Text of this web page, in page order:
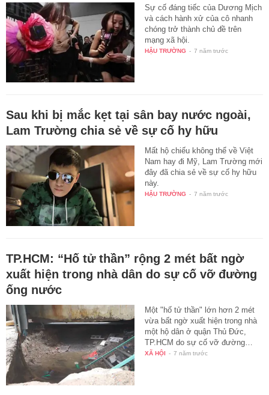
Sự cố đáng tiếc của Dương Mịch
và cách hành xử của cô nhanh
chóng trở thành chủ đề trên
mạng xã hội.
HẬU TRƯỜNG - 7 năm trước
Sau khi bị mắc kẹt tại sân bay nước ngoài,
Lam Trường chia sẻ về sự cố hy hữu
Mất hộ chiếu không thể về Việt
Nam hay đi Mỹ, Lam Trường mới
đây đã chia sẻ về sự cố hy hữu
này.
HẬU TRƯỜNG - 7 năm trước
TP.HCM: “Hố tử thần” rộng 2 mét bất ngờ
xuất hiện trong nhà dân do sự cố vỡ đường
ống nước
Một "hố tử thần" lớn hơn 2 mét
vừa bất ngờ xuất hiện trong nhà
một hộ dân ở quận Thủ Đức,
TP.HCM do sự cố vỡ đường…
XÃ HỘI - 7 năm trước